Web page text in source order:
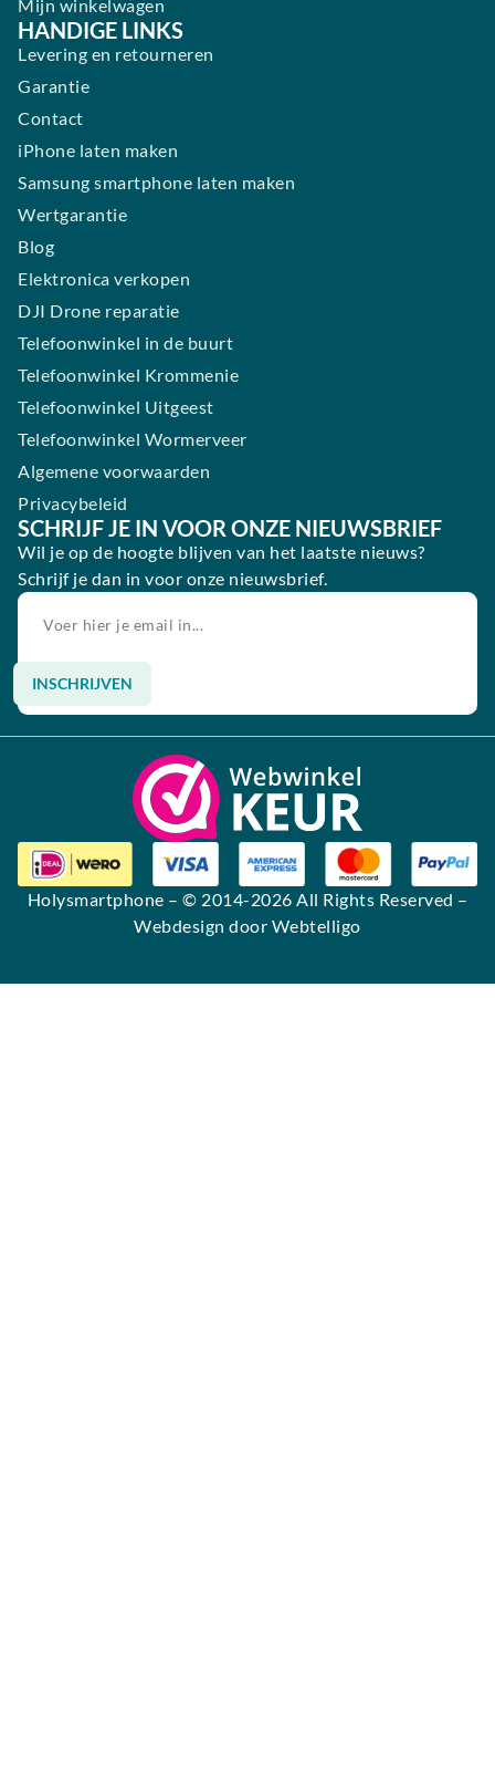
Mijn winkelwagen
HANDIGE LINKS
Levering en retourneren
Garantie
Contact
iPhone laten maken
Samsung smartphone laten maken
Wertgarantie
Blog
Elektronica verkopen
DJI Drone reparatie
Telefoonwinkel in de buurt
Telefoonwinkel Krommenie
Telefoonwinkel Uitgeest
Telefoonwinkel Wormerveer
Algemene voorwaarden
Privacybeleid
SCHRIJF JE IN VOOR ONZE NIEUWSBRIEF
Wil je op de hoogte blijven van het laatste nieuws?
Schrijf je dan in voor onze nieuwsbrief.
INSCHRIJVEN
Alternative:
Holysmartphone – © 2014-2026 All Rights Reserved –
Webdesign door Webtelligo